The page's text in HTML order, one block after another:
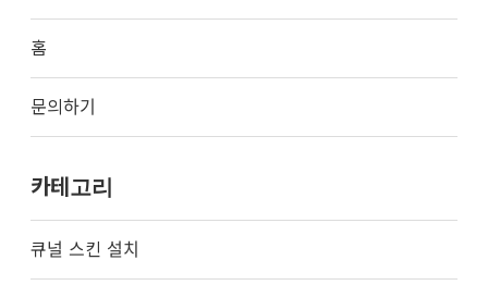
홈
문의하기
카테고리
큐널 스킨 설치